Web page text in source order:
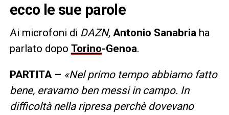
ecco le sue parole
Ai microfoni di DAZN, Antonio Sanabria ha
parlato dopo Torino-Genoa.
PARTITA – «Nel primo tempo abbiamo fatto
bene, eravamo ben messi in campo. In
difficoltà nella ripresa perchè dovevano